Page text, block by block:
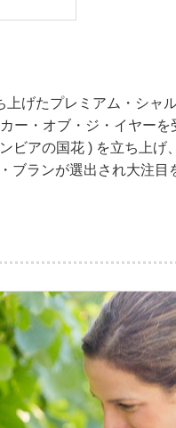
げたプレミアム・シャ
ー・オブ・ジ・イヤーを
ビアの国花 ) を立ち上げ
ランが選出され大注目